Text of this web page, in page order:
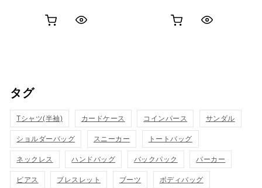
タグ
Tシャツ(半袖) カードケース コインパース サンダル
ショルダーバッグ スニーカー トートバッグ
ネックレス ハンドバッグ バックパック パーカー
ピアス ブレスレット ブーツ ボディバッグ